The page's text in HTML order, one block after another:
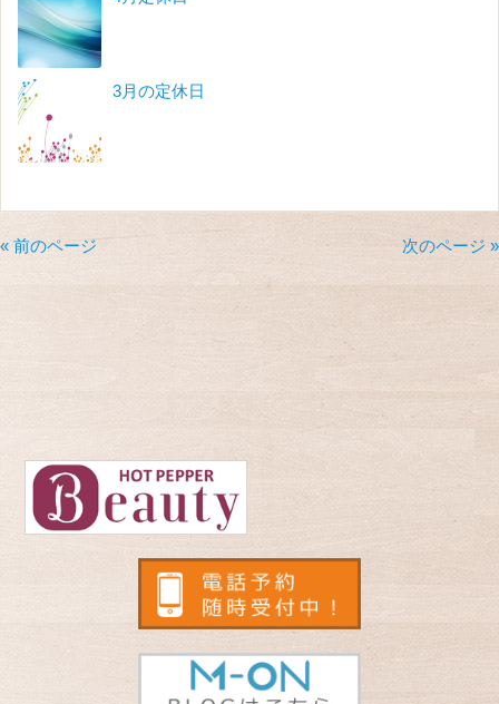
3月の定休日
« 前のページ 次のページ »